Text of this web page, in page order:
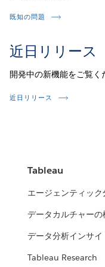
既知の問題
近日リリース
開発中の新機能をご覧く
近日リリース
Tableau
エージェンティック
データカルチャーの
データ分析インサイ
Tableau Research